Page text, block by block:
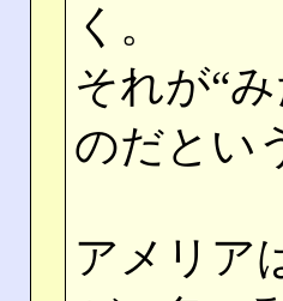
く。
それが“
のだとい
アメリア